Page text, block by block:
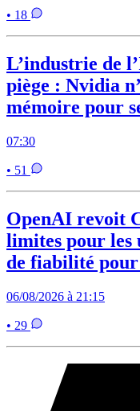
• 18
L’industrie de
piège : Nvidia
mémoire pour
07:30
• 51
OpenAI revoit
limites pour les
de fiabilité pour
06/08/2026 à 21:15
• 29